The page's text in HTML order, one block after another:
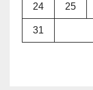
24 25
31